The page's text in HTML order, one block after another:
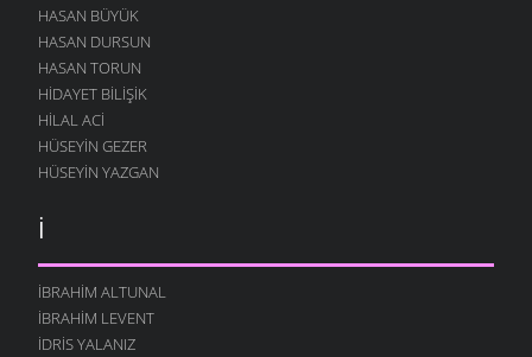
HASAN BÜYÜK
HASAN DURSUN
HASAN TORUN
HIDAYET BILIŞIK
HILAL ACI
HÜSEYIN GEZER
HÜSEYIN YAZGAN
İ
İBRAHIM ALTUNAL
İBRAHIM LEVENT
İDRIS YALANIZ